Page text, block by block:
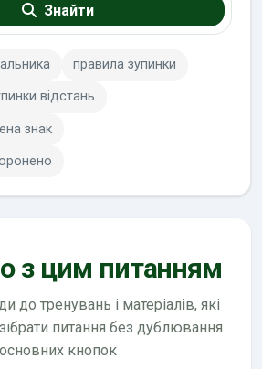
Знайти
правила зупинки
відстань
знак
з цим питанням
до тренувань і матеріалів, які
питання без дублювання
основних кнопок